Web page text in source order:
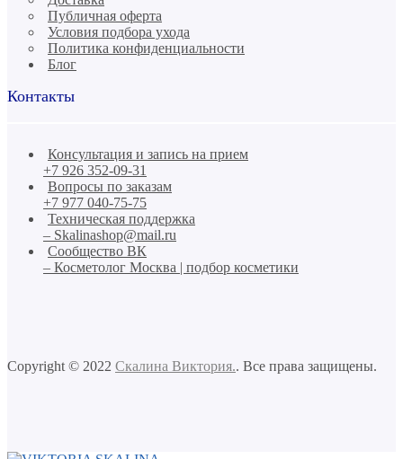
Публичная оферта
Условия подбора ухода
Политика конфиденциальности
Блог
Контакты
Консультация и запись на прием
+7 926 352-09-31
Вопросы по заказам
+7 977 040-75-75
Техническая поддержка
– Skalinashop@mail.ru
Сообщество ВК
– Косметолог Москва | подбор косметики
Copyright © 2022 Скалина Виктория.. Все права защищены.